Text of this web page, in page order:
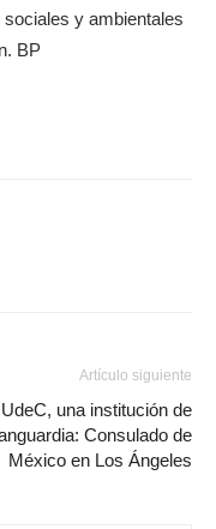
y ambientales
BP
Artículo siguiente
UdeC, una institución de
Consulado de
México en Los Ángeles